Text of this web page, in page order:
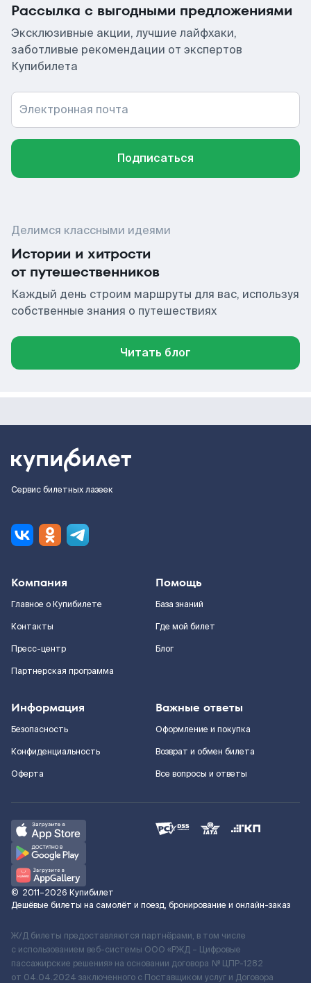
Рассылка с выгодными предложениями
Эксклюзивные акции, лучшие лайфхаки,
заботливые рекомендации от экспертов
Купибилета
Электронная почта
Подписаться
Делимся классными идеями
Истории и хитрости
от путешественников
Каждый день строим маршруты для вас, используя
собственные знания о путешествиях
Читать блог
Сервис билетных лазеек
Компания
Главное о Купибилете
Контакты
Пресс-центр
Партнерская программа
Помощь
База знаний
Где мой билет
Блог
Информация
Безопасность
Конфиденциальность
Оферта
Важные ответы
Оформление и покупка
Возврат и обмен билета
Все вопросы и ответы
© 2011–2026 Купибилет
Дешёвые билеты на самолёт и поезд, бронирование и онлайн-заказ
Ж/Д билеты предоставляются партнёрами, в том числе
с использованием веб-системы ООО «РЖД – Цифровые
пассажирские решения» на основании договора № ЦПР-1282
от 04.04.2024 заключенного с Поставщиком услуг и Договора